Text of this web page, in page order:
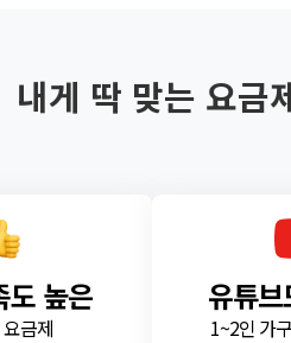
내게 딱 맞는 요금
도 높은
금제
유튜
1~2인 가